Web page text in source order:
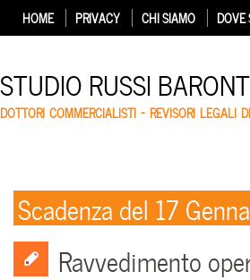
HOME PRIVACY CHI SIAMO DOVE
STUDIO RUSSI
DOTTORI COMMERCIALISTI – REVISORI LEGALI
Scadenza del 17
Ravvedimento